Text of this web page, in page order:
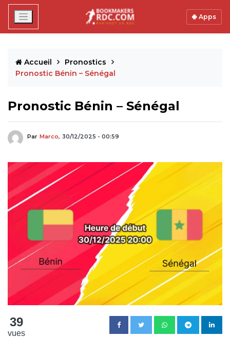
Apps
Accueil
Pronostics
Pronostic Bénin – Sénégal
Pronostic Bénin – Sénégal
Par Marco, 30/12/2025 - 00:59
39
vues